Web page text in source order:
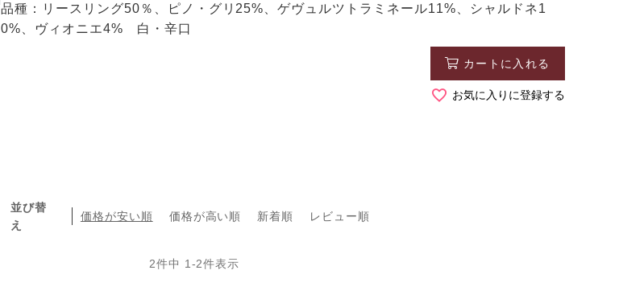
品種：リースリング50％、ピノ・グリ25%、ゲヴュルツトラミネール11%、シャルドネ1
0%、ヴィオニエ4% 白・辛口
カートに入れる
お気に入りに登録する
並び替
え
価格が安い順 価格が高い順 新着順 レビュー順
2件中 1 -2件表示